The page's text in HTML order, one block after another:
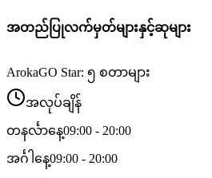
အတည်ပြုလက်မှတ်များနှင့်ဆုများ
ArokaGO Star: ၅ စတာများ
အလုပ်ချိန်
တနင်္လာနေ့09:00 - 20:00
အင်္ဂါနေ့09:00 - 20:00